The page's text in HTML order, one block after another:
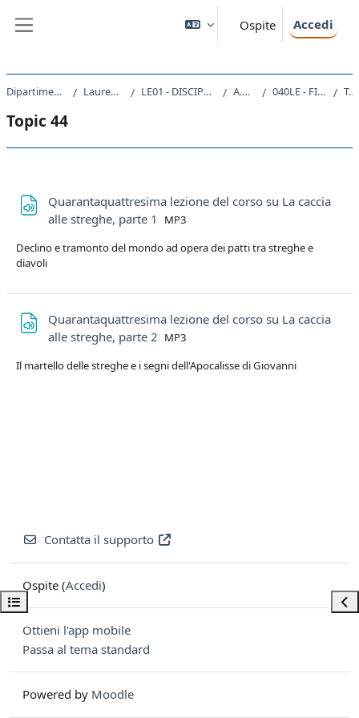
Ospite Accedi
Apri indice del corso
Dipartimento di Studi Umanistici Laurea triennale (DM270) LE01 - DISCIPLINE STORICHE E FILOSOFICHE A.A. 2019 - 2020 040LE - FILOSOFIA MORALE 2019 Topic 44
Topic 44
Quarantaquattresima lezione del corso su La caccia
alle streghe, parte 1 File
MP3
Declino e tramonto del mondo ad opera dei patti tra streghe e
diavoli
Quarantaquattresima lezione del corso su La caccia
alle streghe, parte 2 File
MP3
Il martello delle streghe e i segni dell'Apocalisse di Giovanni
Contatta il supporto
Ospite (Accedi)
Ottieni l'app mobile
Passa al tema standard
Powered by Moodle